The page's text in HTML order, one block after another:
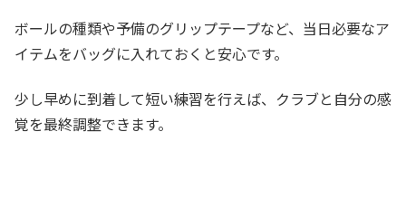
ボールの種類や予備のグリップテープなど、当日必要なア
イテムをバッグに入れておくと安心です。
少し早めに到着して短い練習を行えば、クラブと自分の感
覚を最終調整できます。